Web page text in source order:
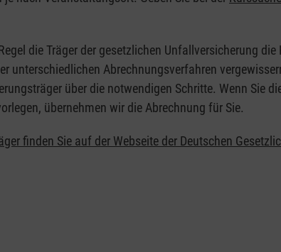
die Träger der gesetzlichen Unfallversicherung die
unterschiedlichen Abrechnungsverfahren
über die notwendigen Schritte. Wenn Sie
übernehmen wir die Abrechnung für Sie.
finden Sie auf der Webseite der Deutschen